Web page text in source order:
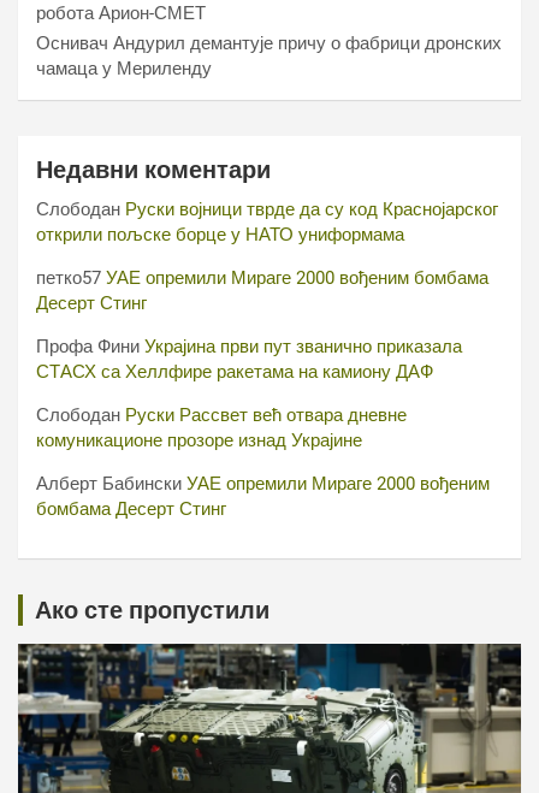
робота Арион-СМЕТ
Оснивач Андурил демантује причу о фабрици дронских
чамаца у Мериленду
Недавни коментари
Слободан Руски војници тврде да су код Краснојарског
открили пољске борце у НАТО униформама
петко57 УАЕ опремили Мираге 2000 вођеним бомбама
Десерт Стинг
Профа Фини Украјина први пут званично приказала
СТАСХ са Хеллфире ракетама на камиону ДАФ
Слободан Руски Рассвет већ отвара дневне
комуникационе прозоре изнад Украјине
Алберт Бабински УАЕ опремили Мираге 2000 вођеним
бомбама Десерт Стинг
Ако сте пропустили